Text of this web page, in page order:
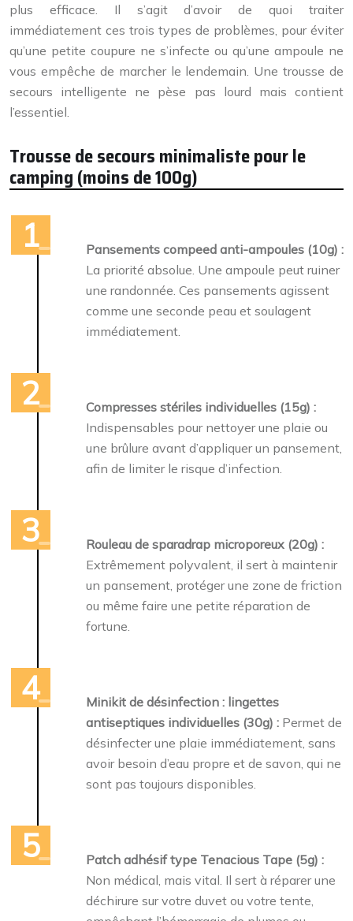
plus efficace. Il s’agit d’avoir de quoi traiter
immédiatement ces trois types de problèmes, pour éviter
qu’une petite coupure ne s’infecte ou qu’une ampoule ne
vous empêche de marcher le lendemain. Une trousse de
secours intelligente ne pèse pas lourd mais contient
l’essentiel.
Trousse de secours minimaliste pour le
camping (moins de 100g)
Pansements compeed anti-ampoules (10g) :
La priorité absolue. Une ampoule peut ruiner
une randonnée. Ces pansements agissent
comme une seconde peau et soulagent
immédiatement.
Compresses stériles individuelles (15g) :
Indispensables pour nettoyer une plaie ou
une brûlure avant d’appliquer un pansement,
afin de limiter le risque d’infection.
Rouleau de sparadrap microporeux (20g) :
Extrêmement polyvalent, il sert à maintenir
un pansement, protéger une zone de friction
ou même faire une petite réparation de
fortune.
Minikit de désinfection : lingettes
antiseptiques individuelles (30g) : Permet de
désinfecter une plaie immédiatement, sans
avoir besoin d’eau propre et de savon, qui ne
sont pas toujours disponibles.
Patch adhésif type Tenacious Tape (5g) :
Non médical, mais vital. Il sert à réparer une
déchirure sur votre duvet ou votre tente,